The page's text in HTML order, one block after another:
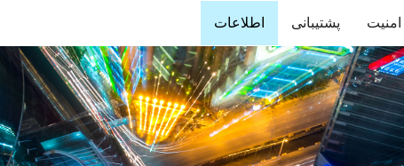
امنیت پشتیبانی اطلاعات